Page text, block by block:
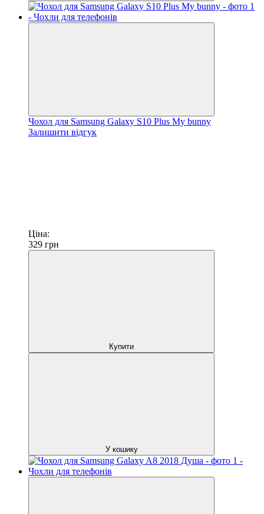
Чохол для Samsung Galaxy S10 Plus My bunny
Залишити відгук
Ціна:
329 грн
Купити
У кошику